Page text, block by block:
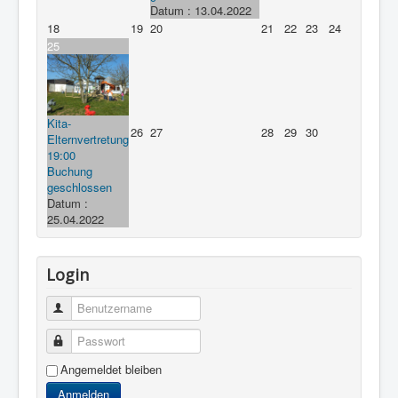
Datum : 13.04.2022
18
19 20 21 22 23
24
25
Kita-
Elternvertretung
19:00
Buchung
geschlossen
Datum :
25.04.2022
26 27 28 29 30
Login
Benutzername
Passwort
Angemeldet bleiben
Anmelden